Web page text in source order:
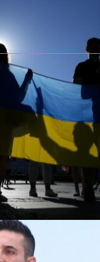
07 Aug 2026
+0,0041 ▲
+0,0077 ▲
+0,0023 ▲
+0,0041 ▲
valutar
»